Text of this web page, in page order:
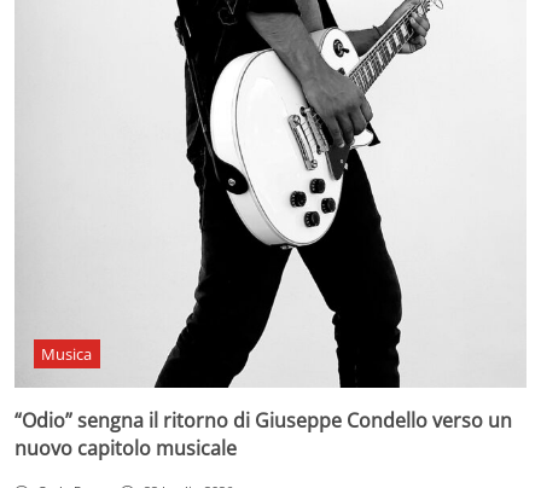
Musica
“Odio” sengna il ritorno di Giuseppe Condello verso un
nuovo capitolo musicale